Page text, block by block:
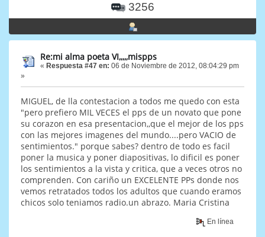
3256
Re:mi alma poeta VI,,,,,mispps
« Respuesta #47 en: 06 de Noviembre de 2012, 08:04:29 pm
»
MIGUEL, de lla contestacion a todos me quedo con esta
"pero prefiero MIL VECES el pps de un novato que pone
su corazon en esa presentacion,,que el mejor de los pps
con las mejores imagenes del mundo....pero VACIO de
sentimientos." porque sabes? dentro de todo es facil
poner la musica y poner diapositivas, lo dificil es poner
los sentimientos a la vista y critica, que a veces otros no
comprenden. Con cariño un EXCELENTE PPs donde nos
vemos retratados todos los adultos que cuando eramos
chicos solo teniamos radio.un abrazo. Maria Cristina
En línea